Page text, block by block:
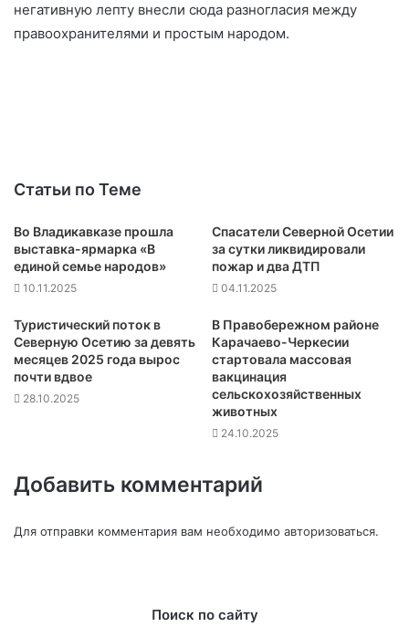
негативную лепту внесли сюда разногласия между
правоохранителями и простым народом.
Статьи по Теме
Во Владикавказе прошла
выставка-ярмарка «В
единой семье народов»
10.11.2025
Спасатели Северной Осетии
за сутки ликвидировали
пожар и два ДТП
04.11.2025
Туристический поток в
Северную Осетию за девять
месяцев 2025 года вырос
почти вдвое
28.10.2025
В Правобережном районе
Карачаево-Черкесии
стартовала массовая
вакцинация
сельскохозяйственных
животных
24.10.2025
Добавить комментарий
Для отправки комментария вам необходимо авторизоваться.
Поиск по сайту